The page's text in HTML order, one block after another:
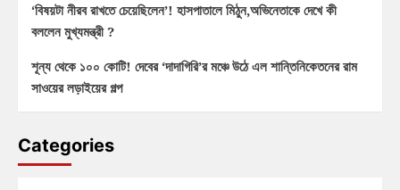
‘বিষয়টা নীরব রাখতে চেয়েছিলেন’! হাসপাতালে মিঠুন,অভিনেতাকে দেখে কী
বললেন মুখ্যমন্ত্রী ?
শূন্য থেকে ১০০ কোটি! দেবের ‘দাদাগিরি’র মঞ্চে উঠে এল শান্তিনিকেতনের রাম
সাওয়ের লড়াইয়ের গল্প
Categories